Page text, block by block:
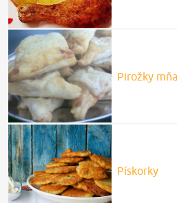
Pirožky
Pískorky